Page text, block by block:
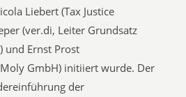
Liebert (Tax Justice
(ver.di, Leiter Grundsatz
und Ernst Prost
GmbH) initiiert wurde. Der
der